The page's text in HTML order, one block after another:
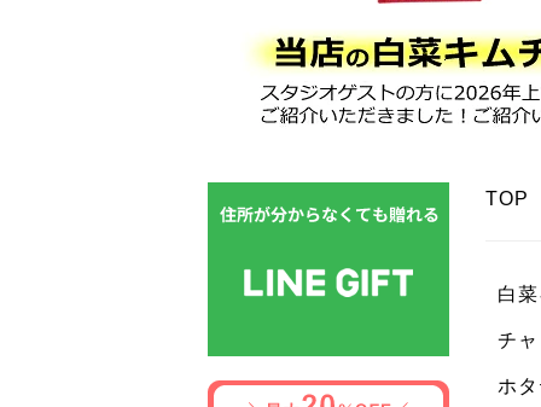
TOP
白
チ
ホ